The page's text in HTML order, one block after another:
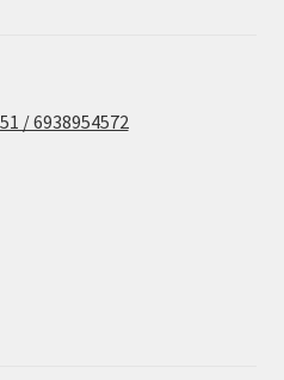
/ 6938954572